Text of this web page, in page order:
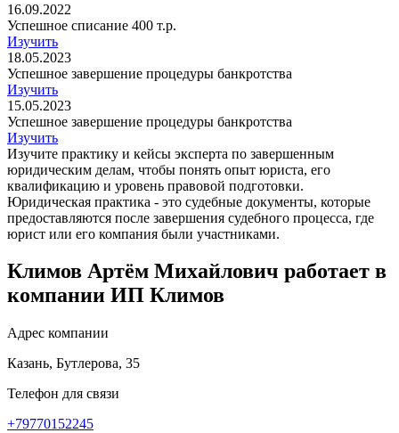
16.09.2022
Успешное списание 400 т.р.
Изучить
18.05.2023
Успешное завершение процедуры банкротства
Изучить
15.05.2023
Успешное завершение процедуры банкротства
Изучить
Изучите практику и кейсы эксперта по завершенным
юридическим делам, чтобы понять опыт юриста, его
квалификацию и уровень правовой подготовки.
Юридическая практика - это судебные документы, которые
предоставляются после завершения судебного процесса, где
юрист или его компания были участниками.
Климов Артём Михайлович работает в
компании ИП Климов
Адрес компании
Казань, Бутлерова, 35
Телефон для связи
+79770152245